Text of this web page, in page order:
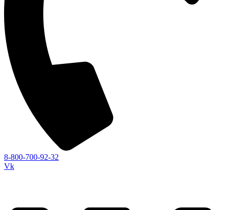
8-800-700-92-32
Vk